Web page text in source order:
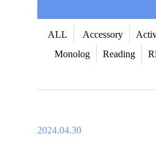
ALL Accessory
Monolog
Reading
2024.04.30